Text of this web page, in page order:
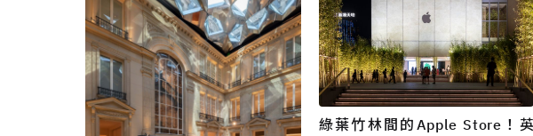
綠葉竹林間的Apple Store！英